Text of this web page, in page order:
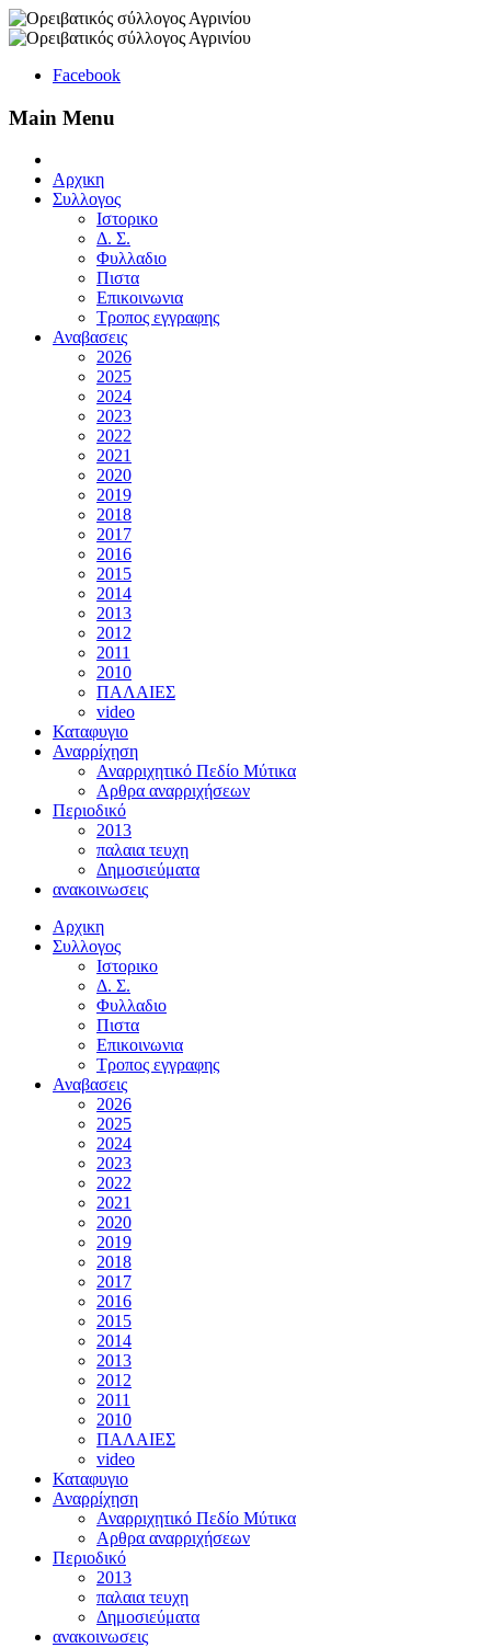
Facebook
Main Menu
Αρχικη
Συλλογος
Ιστορικο
Δ. Σ.
Φυλλαδιο
Πιστα
Επικοινωνια
Τροπος εγγραφης
Αναβασεις
2026
2025
2024
2023
2022
2021
2020
2019
2018
2017
2016
2015
2014
2013
2012
2011
2010
ΠΑΛΑΙΕΣ
video
Καταφυγιο
Αναρρίχηση
Αναρριχητικό Πεδίο Μύτικα
Αρθρα αναρριχήσεων
Περιοδικό
2013
παλαια τευχη
Δημοσιεύματα
ανακοινωσεις
Αρχικη
Συλλογος
Ιστορικο
Δ. Σ.
Φυλλαδιο
Πιστα
Επικοινωνια
Τροπος εγγραφης
Αναβασεις
2026
2025
2024
2023
2022
2021
2020
2019
2018
2017
2016
2015
2014
2013
2012
2011
2010
ΠΑΛΑΙΕΣ
video
Καταφυγιο
Αναρρίχηση
Αναρριχητικό Πεδίο Μύτικα
Αρθρα αναρριχήσεων
Περιοδικό
2013
παλαια τευχη
Δημοσιεύματα
ανακοινωσεις